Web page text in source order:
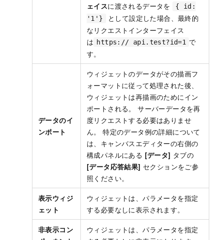
ェイスに渡されるデータを
{ id:
'1'}
として設定した場合、最終的
なリクエストインターフェイス
は https:// api.test?id=1 で
す。
データのイ
ンポート
ウィジェットのデータがその描画フ
ォーマットに従って処理された後、
ウィジェットは再描画のためにイン
ポートされる。 サーバーデータを再
度リクエストする必要はありませ
ん。 特定のデータ例の詳細について
は、キャンバスエディターの右側の
構成パネルにある [データ] タブの
[データ応答結果] セクションをご参
照ください。
表示ウィジ
ェット
ウィジェットは、パラメータを指定
する必要なしに表示されます。
非表示コン
ウィジェットは、パラメータを指定